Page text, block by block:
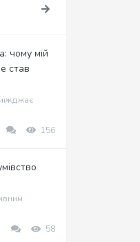
чому мій
став
156
58